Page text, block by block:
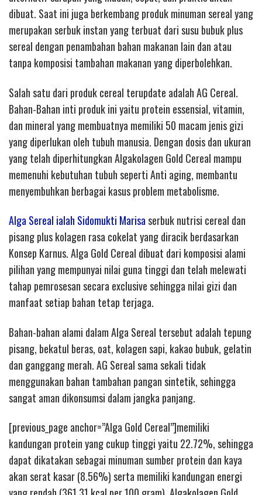
dibuat. Saat ini juga berkembang produk minuman sereal yang
merupakan serbuk instan yang terbuat dari susu bubuk plus
sereal dengan penambahan bahan makanan lain dan atau
tanpa komposisi tambahan makanan yang diperbolehkan.
Salah satu dari produk cereal terupdate adalah AG Cereal.
Bahan-Bahan inti produk ini yaitu protein essensial, vitamin,
dan mineral yang membuatnya memiliki 50 macam jenis gizi
yang diperlukan oleh tubuh manusia. Dengan dosis dan ukuran
yang telah diperhitungkan Algakolagen Gold Cereal mampu
memenuhi kebutuhan tubuh seperti Anti aging, membantu
menyembuhkan berbagai kasus problem metabolisme.
Alga Sereal ialah Sidomukti Marisaserbuk nutrisi cereal dan
pisang plus kolagen rasa cokelat yang diracik berdasarkan
Konsep Karnus. Alga Gold Cereal dibuat dari komposisi alami
pilihan yang mempunyai nilai guna tinggi dan telah melewati
tahap pemrosesan secara exclusive sehingga nilai gizi dan
manfaat setiap bahan tetap terjaga.
Bahan-bahan alami dalam Alga Sereal tersebut adalah tepung
pisang, bekatul beras, oat, kolagen sapi, kakao bubuk, gelatin
dan ganggang merah. AG Sereal sama sekali tidak
menggunakan bahan tambahan pangan sintetik, sehingga
sangat aman dikonsumsi dalam jangka panjang.
[previous_page anchor=”Alga Gold Cereal”]memiliki
kandungan protein yang cukup tinggi yaitu 22.72%, sehingga
dapat dikatakan sebagai minuman sumber protein dan kaya
akan serat kasar (8.56%) serta memiliki kandungan energi